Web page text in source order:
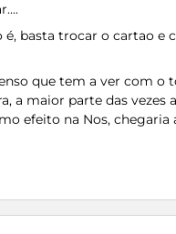
é, basta trocar o cartao e
que tem a ver com o
a maior parte das vezes
efeito na Nos, chegaria